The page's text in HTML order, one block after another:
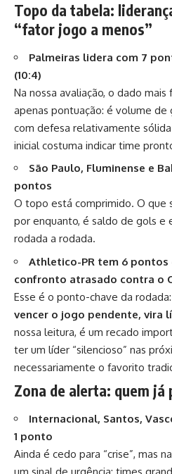
Topo da tabela:
“fator jogo a menos”
Palmeiras lidera com 7
(10:4)
Na nossa avaliação, o dado
apenas pontuação: é volume de
com defesa relativamente
inicial costuma indicar time
São Paulo, Fluminense e
pontos
O topo está comprimido. O que
por enquanto, é saldo de gols e
rodada a rodada.
Athletico-PR tem 6 pontos
confronto atrasado contra o
Esse é o ponto-chave da rodada:
vencer o jogo pendente, vira
nossa leitura, é um recado
ter um líder “silencioso” nas
necessariamente o favorito
Zona de alerta: quem já
Internacional, Santos,
1 ponto
Ainda é cedo para “crise”, mas